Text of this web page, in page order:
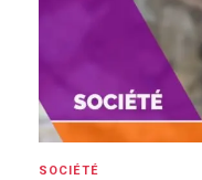
SOCIÉTÉ